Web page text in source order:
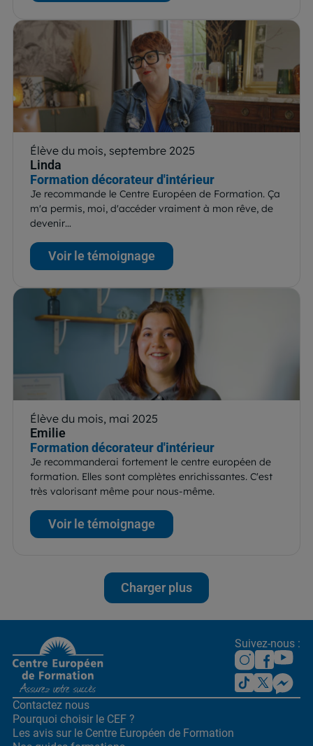
Élève du mois, septembre 2025
Linda
Formation décorateur d'intérieur
Je recommande le Centre Européen de Formation. Ça
m'a permis, moi, d'accéder vraiment à mon rêve, de
devenir…
Voir le témoignage
Élève du mois, mai 2025
Emilie
Formation décorateur d'intérieur
Je recommanderai fortement le centre européen de
formation. Elles sont complètes enrichissantes. C'est
très valorisant même pour nous-même.
Voir le témoignage
Charger plus
Suivez-nous :
Contactez nous
Pourquoi choisir le CEF ?
Les avis sur le Centre Européen de Formation